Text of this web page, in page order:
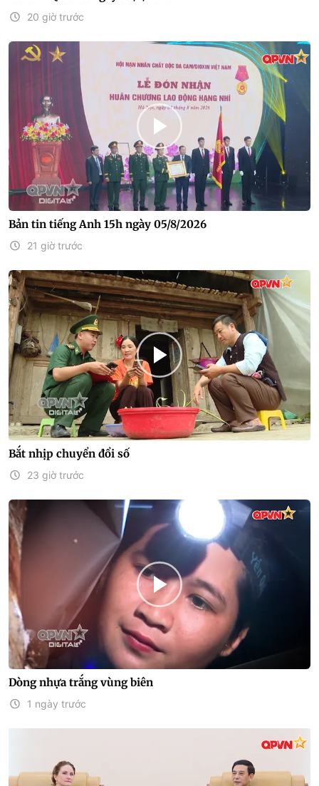
20 giờ trước
Bản tin tiếng Anh 15h ngày 05/8/2026
21 giờ trước
Bắt nhịp chuyển đổi số
23 giờ trước
Dòng nhựa trắng vùng biên
1 ngày trước